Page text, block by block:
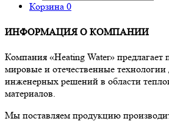
Корзина 0
ИНФОРМАЦИЯ О КОМПАНИИ
Компания «Heating Water» предлагает
мировые и отечественные
инженерных решений в области
материалов.
Мы поставляем продукцию